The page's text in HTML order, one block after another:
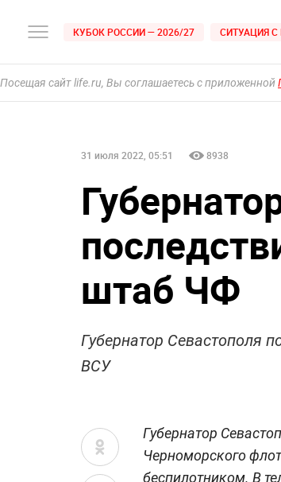
КУБОК РОССИИ — 2026/27 СИТУАЦИЯ
Посещая сайт life.ru, Вы соглашаетесь с приложенной
31 июля 2022, 05:51 8938
штаб ЧФ
Губернатор Севастополя
ВСУ
Губернатор
Черноморского
беспилотником. В